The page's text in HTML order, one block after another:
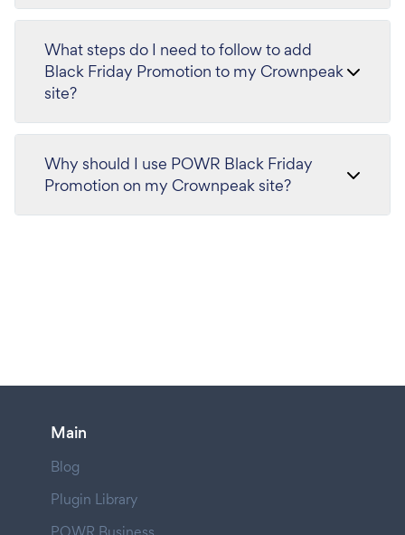
What steps do I need to follow to add
Black Friday Promotion to my Crownpeak
site?
Why should I use POWR Black Friday
Promotion on my Crownpeak site?
Main
Blog
Plugin Library